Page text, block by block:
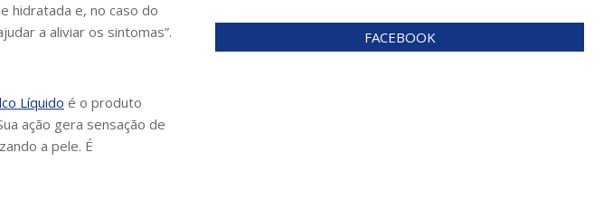
hidratada e, no caso do
a aliviar os sintomas”.
Líquido é o produto
ação gera sensação de
a pele. É
FACEBOOK